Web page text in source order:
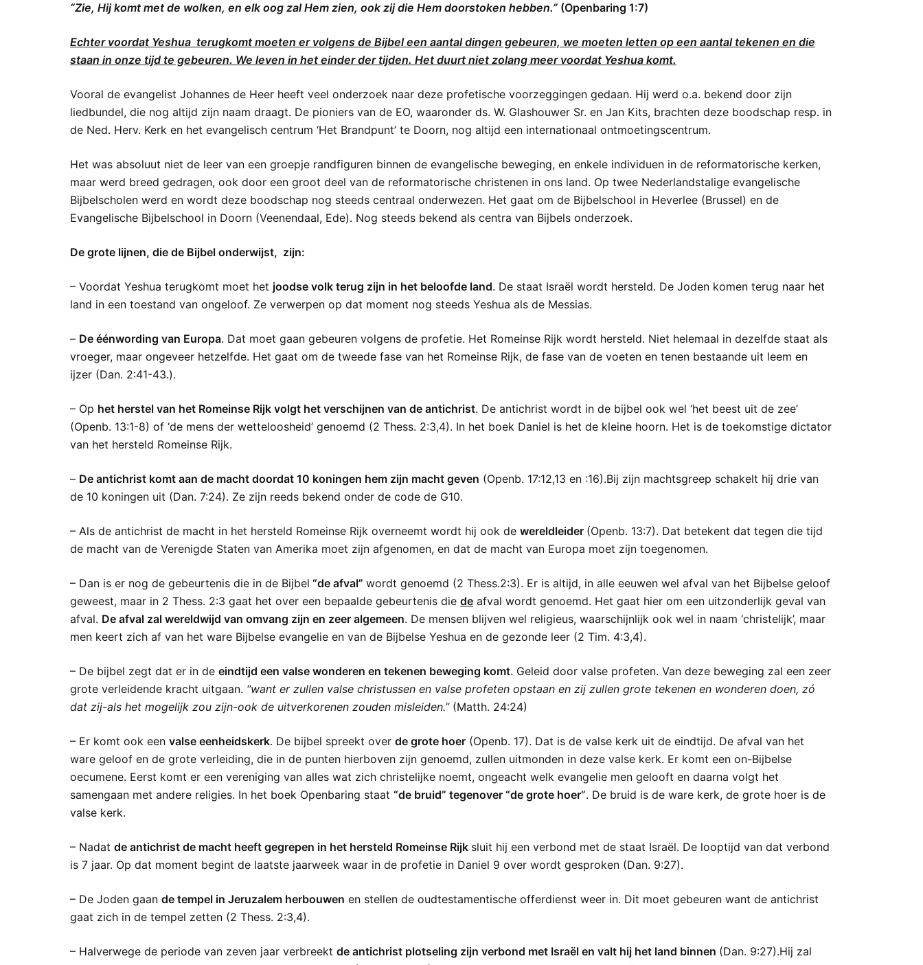
“Zie, Hij komt met de wolken, en elk oog zal Hem zien, ook zij die Hem doorstoken hebben.” (Openbaring 1:7)
Echter voordat Yeshua terugkomt moeten er volgens de Bijbel een aantal dingen gebeuren, we moeten letten op een aantal tekenen en die
staan in onze tijd te gebeuren. We leven in het einder der tijden. Het duurt niet zolang meer voordat Yeshua komt.
Vooral de evangelist Johannes de Heer heeft veel onderzoek naar deze profetische voorzeggingen gedaan. Hij werd o.a. bekend door zijn
liedbundel, die nog altijd zijn naam draagt. De pioniers van de EO, waaronder ds. W. Glashouwer Sr. en Jan Kits, brachten deze boodschap resp. in
de Ned. Herv. Kerk en het evangelisch centrum ‘Het Brandpunt’ te Doorn, nog altijd een internationaal ontmoetingscentrum.
Het was absoluut niet de leer van een groepje randfiguren binnen de evangelische beweging, en enkele individuen in de reformatorische kerken,
maar werd breed gedragen, ook door een groot deel van de reformatorische christenen in ons land. Op twee Nederlandstalige evangelische
Bijbelscholen werd en wordt deze boodschap nog steeds centraal onderwezen. Het gaat om de Bijbelschool in Heverlee (Brussel) en de
Evangelische Bijbelschool in Doorn (Veenendaal, Ede). Nog steeds bekend als centra van Bijbels onderzoek.
De grote lijnen, die de Bijbel onderwijst, zijn:
– Voordat Yeshua terugkomt moet het joodse volk terug zijn in het beloofde land. De staat Israël wordt hersteld. De Joden komen terug naar het
land in een toestand van ongeloof. Ze verwerpen op dat moment nog steeds Yeshua als de Messias.
– De éénwording van Europa. Dat moet gaan gebeuren volgens de profetie. Het Romeinse Rijk wordt hersteld. Niet helemaal in dezelfde staat als
vroeger, maar ongeveer hetzelfde. Het gaat om de tweede fase van het Romeinse Rijk, de fase van de voeten en tenen bestaande uit leem en
ijzer (Dan. 2:41-43.).
– Op het herstel van het Romeinse Rijk volgt het verschijnen van de antichrist. De antichrist wordt in de bijbel ook wel ‘het beest uit de zee’
(Openb. 13:1-8) of ‘de mens der wetteloosheid’ genoemd (2 Thess. 2:3,4). In het boek Daniel is het de kleine hoorn. Het is de toekomstige dictator
van het hersteld Romeinse Rijk.
– De antichrist komt aan de macht doordat 10 koningen hem zijn macht geven (Openb. 17:12,13 en :16).Bij zijn machtsgreep schakelt hij drie van
de 10 koningen uit (Dan. 7:24). Ze zijn reeds bekend onder de code de G10.
– Als de antichrist de macht in het hersteld Romeinse Rijk overneemt wordt hij ook de wereldleider (Openb. 13:7). Dat betekent dat tegen die tijd
de macht van de Verenigde Staten van Amerika moet zijn afgenomen, en dat de macht van Europa moet zijn toegenomen.
– Dan is er nog de gebeurtenis die in de Bijbel “de afval” wordt genoemd (2 Thess.2:3). Er is altijd, in alle eeuwen wel afval van het Bijbelse geloof
geweest, maar in 2 Thess. 2:3 gaat het over een bepaalde gebeurtenis die de afval wordt genoemd. Het gaat hier om een uitzonderlijk geval van
afval. De afval zal wereldwijd van omvang zijn en zeer algemeen. De mensen blijven wel religieus, waarschijnlijk ook wel in naam ‘christelijk’, maar
men keert zich af van het ware Bijbelse evangelie en van de Bijbelse Yeshua en de gezonde leer (2 Tim. 4:3,4).
– De bijbel zegt dat er in de eindtijd een valse wonderen en tekenen beweging komt. Geleid door valse profeten. Van deze beweging zal een zeer
grote verleidende kracht uitgaan. “want er zullen valse christussen en valse profeten opstaan en zij zullen grote tekenen en wonderen doen, zó
dat zij-als het mogelijk zou zijn-ook de uitverkorenen zouden misleiden.”(Matth. 24:24)
– Er komt ook een valse eenheidskerk. De bijbel spreekt over de grote hoer (Openb. 17). Dat is de valse kerk uit de eindtijd. De afval van het
ware geloof en de grote verleiding, die in de punten hierboven zijn genoemd, zullen uitmonden in deze valse kerk. Er komt een on-Bijbelse
oecumene. Eerst komt er een vereniging van alles wat zich christelijke noemt, ongeacht welk evangelie men gelooft en daarna volgt het
samengaan met andere religies. In het boek Openbaring staat “de bruid” tegenover “de grote hoer”. De bruid is de ware kerk, de grote hoer is de
valse kerk.
– Nadat de antichrist de macht heeft gegrepen in het hersteld Romeinse Rijk sluit hij een verbond met de staat Israël. De looptijd van dat verbond
is 7 jaar. Op dat moment begint de laatste jaarweek waar in de profetie in Daniel 9 over wordt gesproken (Dan. 9:27).
– De Joden gaan de tempel in Jeruzalem herbouwen en stellen de oudtestamentische offerdienst weer in. Dit moet gebeuren want de antichrist
gaat zich in de tempel zetten (2 Thess. 2:3,4).
– Halverwege de periode van zeven jaar verbreekt de antichrist plotseling zijn verbond met Israël en valt hij het land binnen (Dan. 9:27).Hij zal